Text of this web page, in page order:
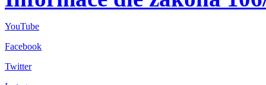
YouTube
Facebook
Twitter